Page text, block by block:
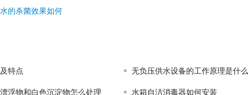
的杀菌效果如何
特点 无负压供水设备的工作原理是什么
浮物和白色沉淀物怎么处理 水箱自洁消毒器如何安装